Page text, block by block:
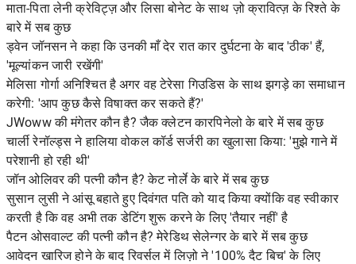
माता-पिता लेनी क्रेविट्ज़ और लिसा बोनेट के साथ ज़ो क्रावित्ज़ के रिश्ते के
बारे में सब कुछ
ड्वेन जॉनसन ने कहा कि उनकी माँ देर रात कार दुर्घटना के बाद 'ठीक' हैं,
'मूल्यांकन जारी रखेंगी'
मेलिसा गोर्गा अनिश्चित है अगर वह टेरेसा गिउडिस के साथ झगड़े का समाधान
करेगी: 'आप कुछ कैसे विषाक्त कर सकते हैं?'
JWoww की मंगेतर कौन है? जैक क्लेटन कारपिनेलो के बारे में सब कुछ
चार्ली रेनॉल्ड्स ने हालिया वोकल कॉर्ड सर्जरी का खुलासा किया: 'मुझे गाने में
परेशानी हो रही थी'
जॉन ओलिवर की पत्नी कौन है? केट नोर्ले के बारे में सब कुछ
सुसान लुसी ने आंसू बहाते हुए दिवंगत पति को याद किया क्योंकि वह स्वीकार
करती है कि वह अभी तक डेटिंग शुरू करने के लिए 'तैयार नहीं' है
पैटन ओसवाल्ट की पत्नी कौन है? मेरेडिथ सेलेन्गर के बारे में सब कुछ
आवेदन खारिज होने के बाद रिवर्सल में लिज़ो ने '100% दैट बिच' के लिए